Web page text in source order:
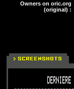
Owners on oric.org
(original) :